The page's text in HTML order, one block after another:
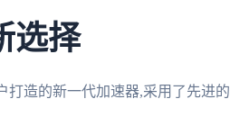
选择
打造的新一代加速器,采用了先进的